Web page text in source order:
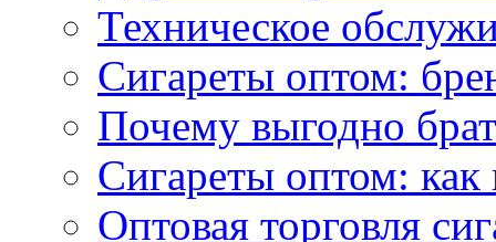
Техническое
Сигареты оптом:
Почему выгодно
Сигареты оптом: как
Оптовая торговля